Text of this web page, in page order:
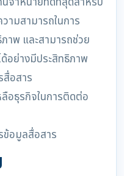
ามสามารถในการ
าพ และสามารถช่วย
อย่างมีประสิทธิภาพ
สื่อสาร
อธุรกิจในการติดต่อ
ข้อมูลสื่อสาร